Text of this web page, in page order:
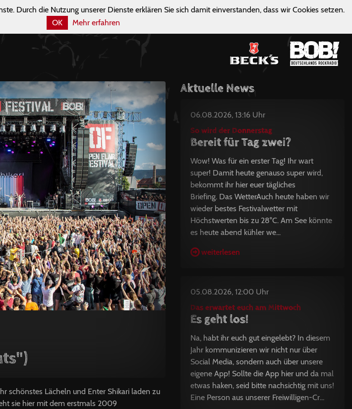
Durch die Nutzung unserer Dienste erklären Sie sich damit einverstanden, dass wir Cookies setzen.
OK
Mehr erfahren
schönstes Lächeln und Enter Shikari laden zu
sie hier mit dem erstmals 2009
Aktuelle News
06.08.2026, 13:16 Uhr
So wird der Donnerstag
Bereit für Tag zwei?
Wow! Was für ein erster Tag! Ihr wart
super! Damit heute genauso super wird,
bekommt ihr hier euer tägliches
Briefing. Das WetterAuch heute haben wir
wieder bestes Festivalwetter mit
Höchstwerten bis zu 28°C. Am See könnte
es heute abend kühler we...
weiterlesen
05.08.2026, 12:00 Uhr
Das erwartet euch am Mittwoch
Es geht los!
Na, habt ihr euch gut eingelebt? In diesem
Jahr kommunizieren wir nicht nur über
Social Media, sondern auch über unsere
eigene App! Sollte die App hier und da mal
etwas haken, seid bitte nachsichtig mit uns!
Eine Person aus unserer Freiwilligen-Cr...